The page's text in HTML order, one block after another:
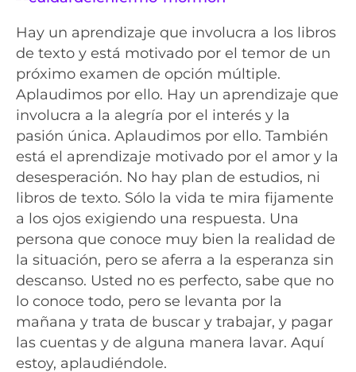
Hay un aprendizaje que involucra a los libros
de texto y está motivado por el temor de un
próximo examen de opción múltiple.
Aplaudimos por ello. Hay un aprendizaje que
involucra a la alegría por el interés y la
pasión única. Aplaudimos por ello. También
está el aprendizaje motivado por el amor y la
desesperación. No hay plan de estudios, ni
libros de texto. Sólo la vida te mira fijamente
a los ojos exigiendo una respuesta. Una
persona que conoce muy bien la realidad de
la situación, pero se aferra a la esperanza sin
descanso. Usted no es perfecto, sabe que no
lo conoce todo, pero se levanta por la
mañana y trata de buscar y trabajar, y pagar
las cuentas y de alguna manera lavar. Aquí
estoy, aplaudiéndole.